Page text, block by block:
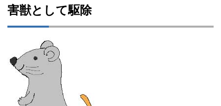
害獣として駆除